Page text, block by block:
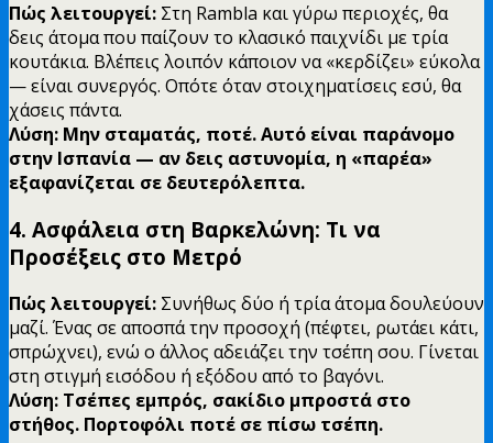
Πώς λειτουργεί: Στη Rambla και γύρω περιοχές, θα
δεις άτομα που παίζουν το κλασικό παιχνίδι με τρία
κουτάκια. Βλέπεις λοιπόν κάποιον να «κερδίζει» εύκολα
— είναι συνεργός. Οπότε όταν στοιχηματίσεις εσύ, θα
χάσεις πάντα.
Λύση: Μην σταματάς, ποτέ. Αυτό είναι παράνομο
στην Ισπανία — αν δεις αστυνομία, η «παρέα»
εξαφανίζεται σε δευτερόλεπτα.
4. Ασφάλεια στη Βαρκελώνη: Τι να
Προσέξεις στο Μετρό
Πώς λειτουργεί: Συνήθως δύο ή τρία άτομα δουλεύουν
μαζί. Ένας σε αποσπά την προσοχή (πέφτει, ρωτάει κάτι,
σπρώχνει), ενώ ο άλλος αδειάζει την τσέπη σου. Γίνεται
στη στιγμή εισόδου ή εξόδου από το βαγόνι.
Λύση: Τσέπες εμπρός, σακίδιο μπροστά στο
στήθος. Πορτοφόλι ποτέ σε πίσω τσέπη.